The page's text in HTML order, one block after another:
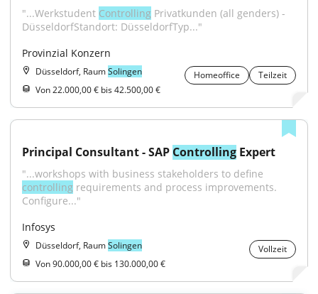
"...Werkstudent Controlling Privatkunden (all genders) -
DüsseldorfStandort: DüsseldorfTyp..."
Provinzial Konzern
Düsseldorf, RaumSolingen Homeoffice
Teilzeit
Von 22.000,00 € bis 42.500,00 €
Principal Consultant - SAP Controlling Expert
controlling requirements and process improvements.
Configure..."
Infosys
Düsseldorf, RaumSolingen
Vollzeit
Von 90.000,00 € bis 130.000,00 €